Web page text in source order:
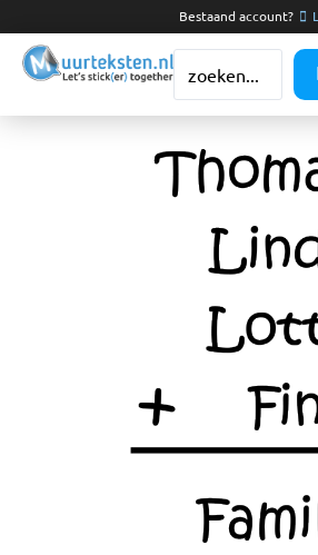
Bestaand account?